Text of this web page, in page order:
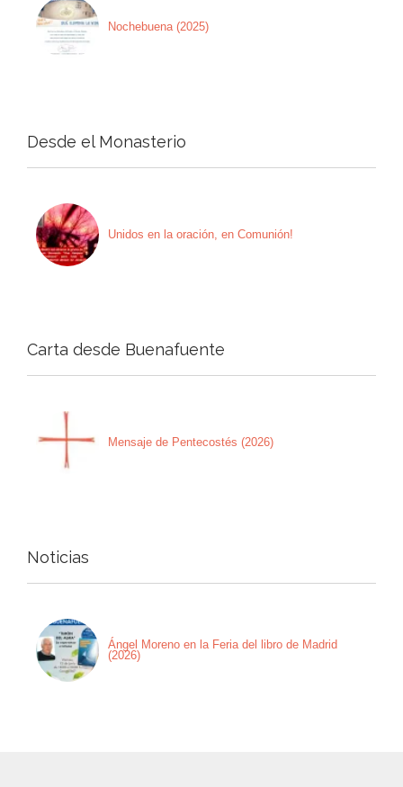
Nochebuena (2025)
Desde el Monasterio
Unidos en la oración, en Comunión!
Carta desde Buenafuente
Mensaje de Pentecostés (2026)
Noticias
Ángel Moreno en la Feria del libro de Madrid
(2026)